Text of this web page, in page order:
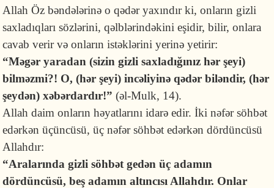
Allah Öz bəndələrinə o qədər yaxındır ki, onların gizli
saxladıqları sözlərini, qəlblərindəkini eşidir, bilir, onlara
cavab verir və onların istəklərini yerinə yetirir:
“Məgər yaradan (sizin gizli saxladığınız hər şeyi)
bilməzmi?! O, (hər şeyi) incəliyinə qədər biləndir, (hər
şeydən) xəbər­dardır!” (əl-Mulk, 14).
Allah daim onların həyatlarını idarə edir. İki nəfər söhbət
edərkən üçüncüsü, üç nəfər söhbət edərkən dördüncüsü
Allahdır:
“Aralarında gizli söhbət gedən üç adamın
dördüncüsü, beş adamın altıncısı Allahdır. Onlar